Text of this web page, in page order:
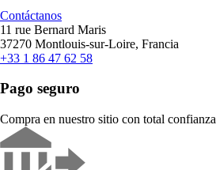
Contáctanos
11 rue Bernard Maris
37270 Montlouis-sur-Loire, Francia
+33 1 86 47 62 58
Pago seguro
Compra en nuestro sitio con total confianza